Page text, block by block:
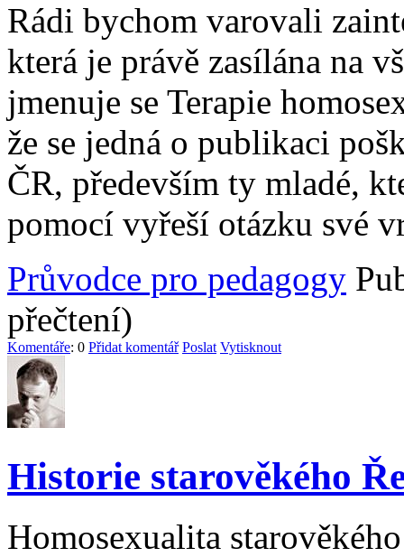
Rádi bychom varovali
která je právě zasílána na
jmenuje se Terapie
že se jedná o publikaci
ČR, především ty mladé,
pomocí vyřeší otázku své
Průvodce pro pedagogy
přečtení)
Komentáře: 0 Přidat komentář Poslat Vytisknout
Historie starověkého
Homosexualita